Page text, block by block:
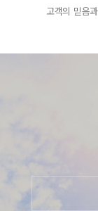
고객의 믿음